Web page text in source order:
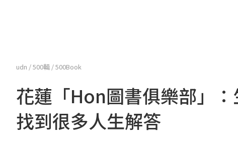
udn /500輯 /500Book
花蓮「Hon圖書俱樂部」
找到很多人生解答